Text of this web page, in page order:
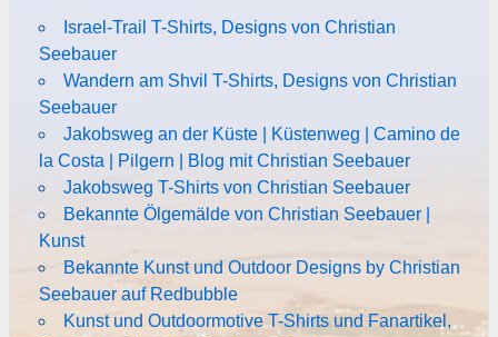
Israel-Trail T-Shirts, Designs von Christian
Seebauer
Wandern am Shvil T-Shirts, Designs von Christian
Seebauer
Jakobsweg an der Küste | Küstenweg | Camino de
la Costa | Pilgern | Blog mit Christian Seebauer
Jakobsweg T-Shirts von Christian Seebauer
Bekannte Ölgemälde von Christian Seebauer |
Kunst
Bekannte Kunst und Outdoor Designs by Christian
Seebauer auf Redbubble
Kunst und Outdoormotive T-Shirts und Fanartikel,